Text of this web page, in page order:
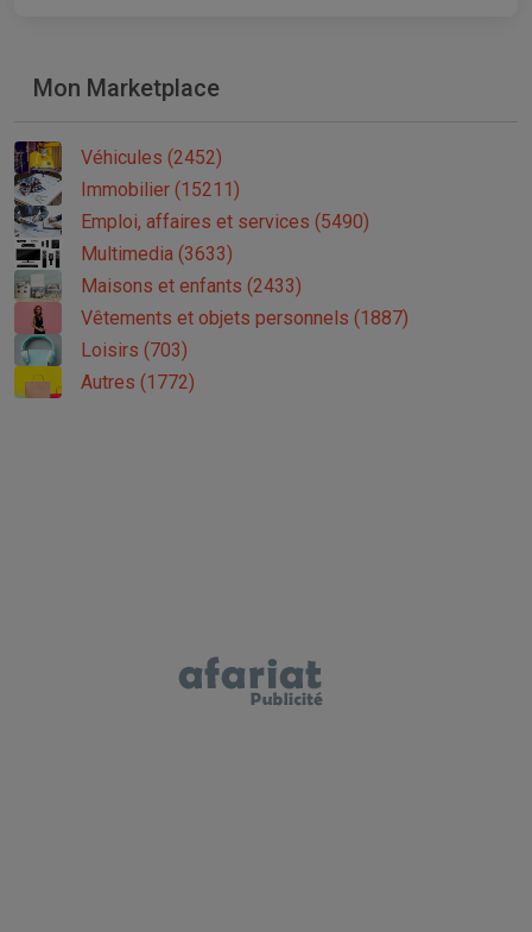
Mon Marketplace
Véhicules (2452)
Immobilier (15211)
Emploi, affaires et services (5490)
Multimedia (3633)
Maisons et enfants (2433)
Vêtements et objets personnels (1887)
Loisirs (703)
Autres (1772)